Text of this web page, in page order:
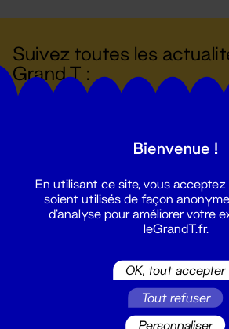
Suivez toutes les
Grand T :
billetterie@leGrandT.fr
Bienvenue !
En utilisant ce site, vous
soient utilisés de façon
d'analyse pour améliorer votre
leGrandT.fr.
OK, tout accepter
Tout refuser
Personnaliser